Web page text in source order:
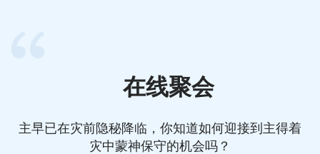
在线聚会
主早已在灾前隐秘降临，你知道如何迎接到主得着
灾中蒙神保守的机会吗？